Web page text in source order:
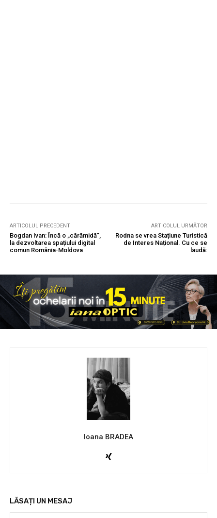
ARTICOLUL PRECEDENT
Bogdan Ivan: Încă o „cărămidă”,
la dezvoltarea spațiului digital
comun România-Moldova
ARTICOLUL URMĂTOR
Rodna se vrea Stațiune Turistică
de Interes Național. Cu ce se
laudă:
Ioana BRADEA
LĂSAȚI UN MESAJ